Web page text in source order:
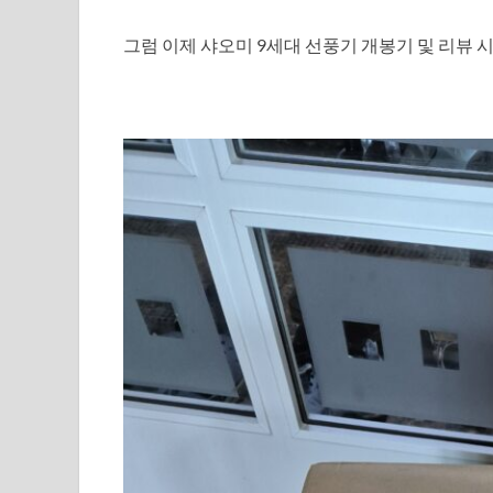
그럼 이제 샤오미 9세대 선풍기 개봉기 및 리뷰